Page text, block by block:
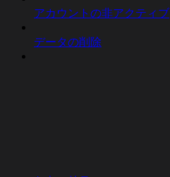
アカウントの非アクティブ
データの削除